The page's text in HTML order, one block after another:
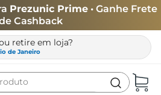
Prezunic Prime • Ganhe Frete
Cashback
retire em loja?
de Janeiro